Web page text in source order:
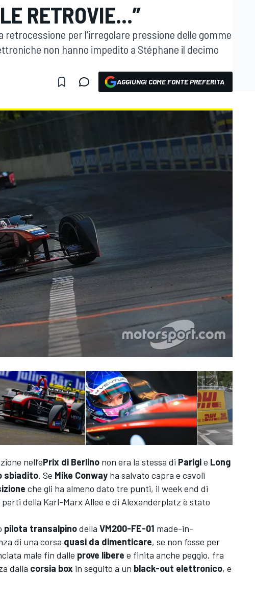
RETROVIE...”
retrocessione per l’irregolare pressione delle gomme
non hanno impedito a Stéphane il decimo
AGGIUNGI COME FONTE PREFERITA
nell’ePrix di Berlino non era la stessa di Parigie Long
sbiadito. Se Mike Conway ha salvato capra e cavoli
che gli ha almeno dato tre punti, il week end di
della Karl-Marx Allee e di Alexanderplatz è stato
pilota transalpinodella VM200-FE-01 made-in-
di una corsa quasi da dimenticare, se non fosse per
male fin dalle prove libere e finita anche peggio, fra
dalla corsia box in seguito a un black-out elettronico, e